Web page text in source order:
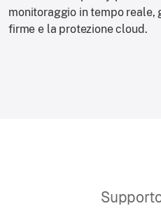
monitoraggio in tempo
firme e la protezione cloud.